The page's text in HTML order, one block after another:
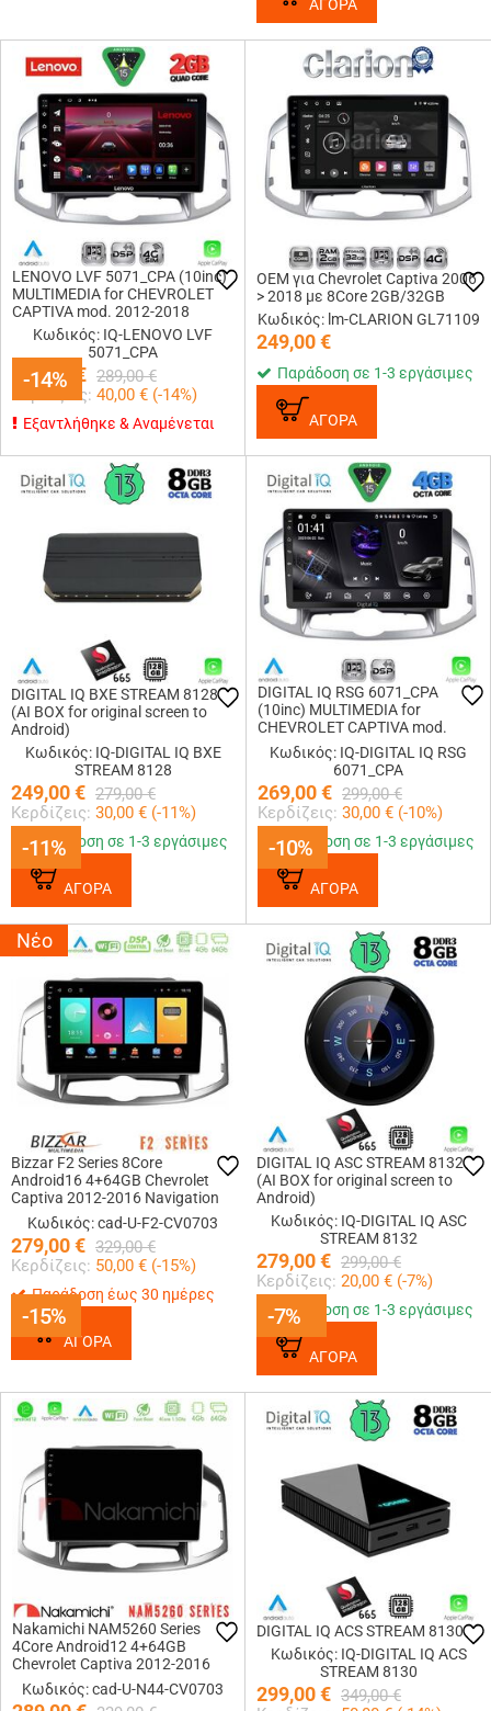
ΑΓΟΡΑ
-14%
LENOVO LVF 5071_CPA (10inc)
MULTIMEDIA for CHEVROLET
CAPTIVA mod. 2012-2018
Κωδικός: IQ-LENOVO LVF
5071_CPA
249,00 € 289,00 €
Κερδίζεις: 40,00 € (-14%)
-14%
Εξαντλήθηκε & Αναμένεται
OEM για Chevrolet Captiva 2006
> 2018 με 8Core 2GB/32GB
Κωδικός: lm-CLARION GL71109
249,00€
Παράδοση σε 1-3 εργάσιμες
ΑΓΟΡΑ
-11%
DIGITAL IQ BXE STREAM 8128
(AI BOX for original screen to
Android)
Κωδικός: IQ-DIGITAL IQ BXE
STREAM 8128
249,00€ 279,00 €
Κερδίζεις: 30,00 € (-11%)
-11%
Παράδοση σε 1-3 εργάσιμες
ΑΓΟΡΑ
-10%
DIGITAL IQ RSG 6071_CPA
(10inc) MULTIMEDIA for
CHEVROLET CAPTIVA mod.
2012-2018
Κωδικός: IQ-DIGITAL IQ RSG
6071_CPA
269,00€ 299,00 €
Κερδίζεις: 30,00 € (-10%)
-10%
Παράδοση σε 1-3 εργάσιμες
ΑΓΟΡΑ
Νέο
-15%
Bizzar F2 Series 8Core
Android16 4+64GB Chevrolet
Captiva 2012-2016 Navigation
Multimedia Tablet 9
Κωδικός: cad-U-F2-CV0703
279,00€ 329,00 €
Κερδίζεις: 50,00 € (-15%)
-15%
Παράδοση έως 30 ημέρες
ΑΓΟΡΑ
-7%
DIGITAL IQ ASC STREAM 8132
(AI BOX for original screen to
Android)
Κωδικός: IQ-DIGITAL IQ ASC
STREAM 8132
279,00€ 299,00 €
Κερδίζεις: 20,00 € (-7%)
-7%
Παράδοση σε 1-3 εργάσιμες
ΑΓΟΡΑ
Nakamichi NAM5260 Series
4Core Android12 4+64GB
Chevrolet Captiva 2012-2016
Navigation Multimedia Tablet 10
Με Carplay &amp; Android Auto
Κωδικός: cad-U-N44-CV0703
DIGITAL IQ ACS STREAM 8130
Κωδικός: IQ-DIGITAL IQ ACS
STREAM 8130
299,00€ 349,00 €